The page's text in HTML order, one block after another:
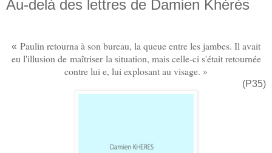
Au-delà des lettres de Damien Khérès
« Paulin retourna à son bureau, la queue entre les jambes. Il avait
eu l'illusion de maîtriser la situation, mais celle-ci s'était retournée
contre lui e, lui explosant au visage. »
(P35)